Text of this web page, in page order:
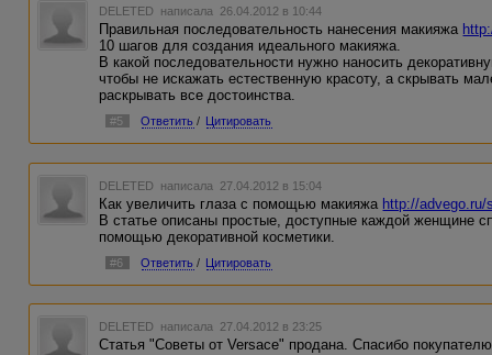
DELETED написала 26.04.2012 в 10:44
Правильная последовательность нанесения макияжа
10 шагов для создания идеального макияжа.
В какой последовательности нужно наносить
чтобы не искажать естественную красоту, а скрывать
раскрывать все достоинства.
#5 Ответить / Цитировать
DELETED написала 27.04.2012 в 15:04
Как увеличить глаза с помощью макияжа http://advego.ru/
В статье описаны простые, доступные каждой женщине
помощью декоративной косметики.
#6 Ответить / Цитировать
DELETED написала 27.04.2012 в 23:25
Статья "Советы от Versace" продана. Спасибо